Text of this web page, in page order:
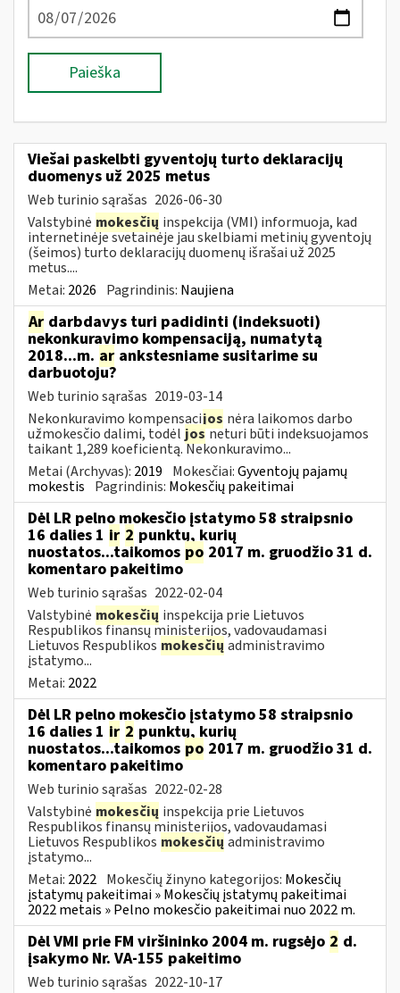
Paieška
Viešai paskelbti gyventojų turto deklaracijų
duomenys už 2025 metus
Web turinio sąrašas 2026-06-30
Valstybinė mokesčių inspekcija (VMI) informuoja, kad
internetinėje svetainėje jau skelbiami metinių gyventojų
(šeimos) turto deklaracijų duomenų išrašai už 2025
metus....
Metai: 2026 Pagrindinis: Naujiena
Ar darbdavys turi padidinti (indeksuoti)
nekonkuravimo kompensaciją, numatytą
2018...m. ar ankstesniame susitarime su
darbuotoju?
Web turinio sąrašas 2019-03-14
Nekonkuravimo kompensacijos nėra laikomos darbo
užmokesčio dalimi, todėl josneturi būti indeksuojamos
taikant 1,289 koeficientą. Nekonkuravimo...
Metai (Archyvas): 2019 Mokesčiai:Gyventojų pajamų
mokestis Pagrindinis: Mokesčių pakeitimai
Dėl LR pelno mokesčio įstatymo 58 straipsnio
16 dalies 1 ir 2 punktų, kurių
nuostatos...taikomos po 2017 m. gruodžio 31 d.
komentaro pakeitimo
Web turinio sąrašas 2022-02-04
Valstybinė mokesčių inspekcija prie Lietuvos
Respublikos finansų ministerijos, vadovaudamasi
Lietuvos Respublikos mokesčių administravimo
įstatymo...
Metai: 2022
Dėl LR pelno mokesčio įstatymo 58 straipsnio
16 dalies 1 ir 2 punktų, kurių
nuostatos...taikomos po 2017 m. gruodžio 31 d.
komentaro pakeitimo
Web turinio sąrašas 2022-02-28
Valstybinė mokesčių inspekcija prie Lietuvos
Respublikos finansų ministerijos, vadovaudamasi
Lietuvos Respublikos mokesčių administravimo
įstatymo...
Metai: 2022 Mokesčių žinyno kategorijos: Mokesčių
įstatymų pakeitimai » Mokesčių įstatymų pakeitimai
2022 metais » Pelno mokesčio pakeitimai nuo 2022 m.
Dėl VMI prie FM viršininko 2004 m. rugsėjo 2 d.
įsakymo Nr. VA-155 pakeitimo
Web turinio sąrašas 2022-10-17